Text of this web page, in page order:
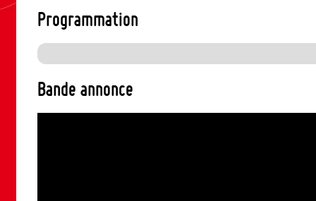
Programmation
Bande annonce